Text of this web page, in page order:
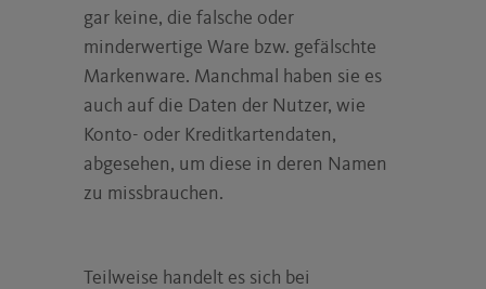
gar keine, die falsche oder
minderwertige Ware bzw. gefälschte
Markenware. Manchmal haben sie es
auch auf die Daten der Nutzer, wie
Konto- oder Kreditkartendaten,
abgesehen, um diese in deren Namen
zu missbrauchen.
Teilweise handelt es sich bei